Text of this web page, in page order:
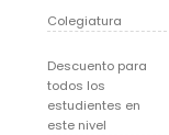
Colegiatura
Descuento para
todos los
estudientes en
este nivel